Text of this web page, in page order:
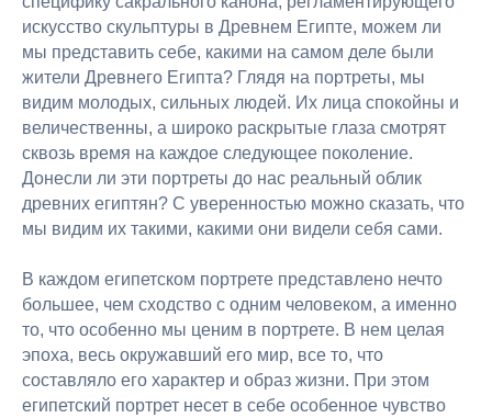
искусство скульптуры в Древнем Египте, можем ли
мы представить себе, какими на самом деле были
жители Древнего Египта? Глядя на портреты, мы
видим молодых, сильных людей. Их лица спокойны и
величественны, а широко раскрытые глаза смотрят
сквозь время на каждое следующее поколение.
Донесли ли эти портреты до нас реальный облик
древних египтян? С уверенностью можно сказать, что
мы видим их такими, какими они видели себя сами.
В каждом египетском портрете представлено нечто
большее, чем сходство с одним человеком, а именно
то, что особенно мы ценим в портрете. В нем целая
эпоха, весь окружавший его мир, все то, что
составляло его характер и образ жизни. При этом
египетский портрет несет в себе особенное чувство